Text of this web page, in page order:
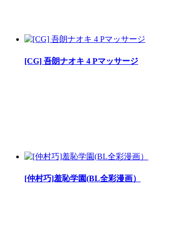
[CG] 吾朗ナオキ 4 Pマッサージ
[仲村巧]羞恥学園(BL全彩漫画）